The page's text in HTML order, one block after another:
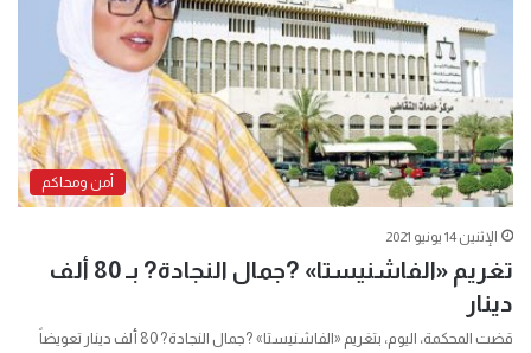
أمن ومحاكم
الإثنين 14 يونيو 2021
تغريم «الفاشنيستا» ?جمال النجادة? بـ 80 ألف
دينار
قضت ‏المحكمة، اليوم، بتغريم «الفاشنيستا» ?جمال النجادة? 80 ألف دينار تعويضاً